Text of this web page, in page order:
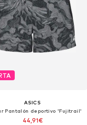
ASICS
Pantalón deportivo 'Fujitrail'
44,91€